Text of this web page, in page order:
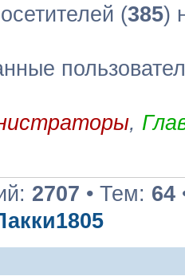
(385)
,
2707 • Тем: 64